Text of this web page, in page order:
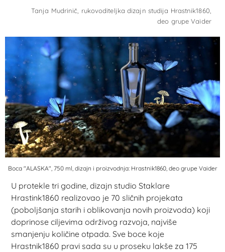
Tanja Mudrinič, rukovoditeljka dizajn studija Hrastnik1860,
deo grupe Vaider
Boca "ALASKA", 750 ml, dizajn i proizvodnja: Hrastnik1860, deo grupe Vaider
U protekle tri godine, dizajn studio Staklare
Hrastink1860 realizovao je 70 sličnih projekata
(poboljšanja starih i oblikovanja novih proizvoda) koji
doprinose ciljevima održivog razvoja, najviše
smanjenju količine otpada. Sve boce koje
Hrastnik1860 pravi sada su u proseku lakše za 175